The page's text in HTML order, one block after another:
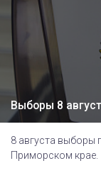
Выборы 8
8 августа выборы
Приморском крае.